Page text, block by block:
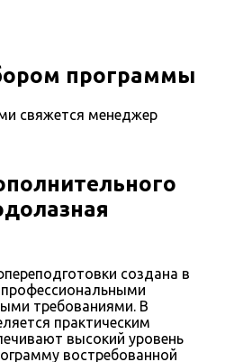
программы
свяжется менеджер
создана в
требованиями. В
практическим
высокий уровень
востребованной